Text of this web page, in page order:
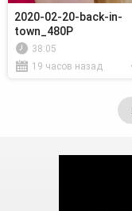
2020-02-20-back-in-
town_480P
38:05
19 часов назад